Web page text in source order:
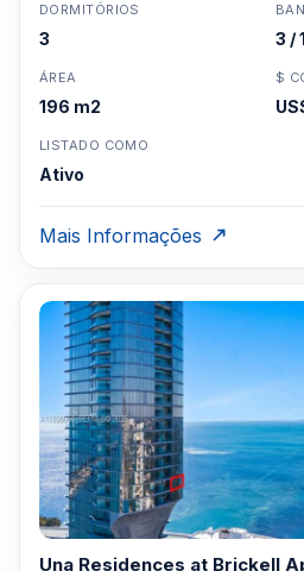
DORMITÓRIOS
3 3 / 1
ÁREA
196 m2
$
LISTADO COMO
Ativo
Mais Informações
Una Residences at Brickell